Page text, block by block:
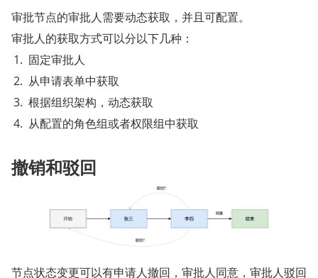
审批节点的审批人需要动态获取，并且可配置。
审批人的获取方式可以分以下几种：
固定审批人
从申请表单中获取
根据组织架构，动态获取
从配置的角色组或者权限组中获取
撤销和驳回
节点状态变更可以有申请人撤回，审批人同意，审批人驳回